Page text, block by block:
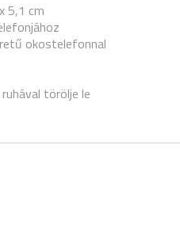
5,1 cm
okostelefonnal
törölje le